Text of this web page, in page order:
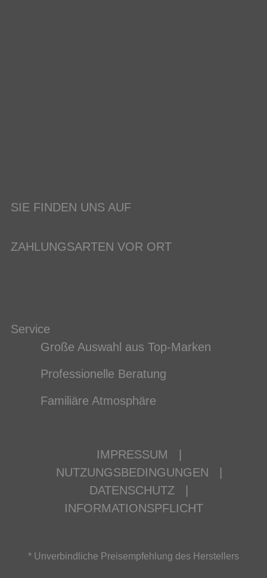
SIE FINDEN UNS AUF
ZAHLUNGSARTEN VOR ORT
Service
Große Auswahl aus Top-Marken
Professionelle Beratung
Familiäre Atmosphäre
IMPRESSUM
NUTZUNGSBEDINGUNGEN
DATENSCHUTZ
INFORMATIONSPFLICHT
* Unverbindliche Preisempfehlung des Herstellers